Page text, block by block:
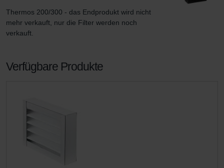
Thermos 200/300 - das Endprodukt wird nicht
mehr verkauft, nur die Filter werden noch
verkauft.
Verfügbare Produkte